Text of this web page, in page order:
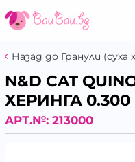
Назад до Гранули (суха
N&D CAT
ХЕРИНГА 0.300
АРТ.№: 213000